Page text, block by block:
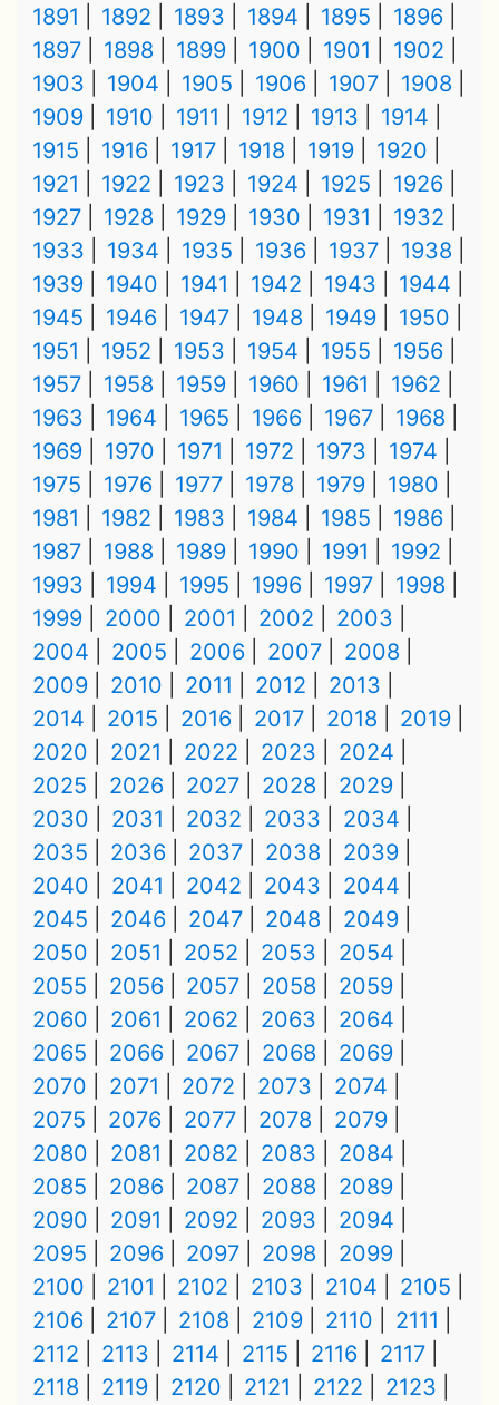
1891
1892 1893 1894 1895
1896
1897
1898 1899 1900 1901
1902
1903
1904 1905 1906 1907
1908
1909
1910 1911 1912 1913
1914
1915
1916 1917 1918 1919
1920
1921
1922 1923 1924 1925
1926
1927
1928 1929 1930 1931
1932
1933
1934 1935 1936 1937
1938
1939
1940 1941 1942 1943
1944
1945
1946 1947 1948 1949
1950
1951
1952 1953 1954 1955
1956
1957
1958 1959 1960 1961
1962
1963
1964 1965 1966 1967
1968
1969
1970 1971 1972 1973
1974
1975
1976 1977 1978 1979
1980
1981
1982 1983 1984 1985
1986
1987
1988 1989 1990 1991
1992
1993
1994 1995 1996 1997
1998
1999
2000 2001 2002
2003
2004
2005 2006 2007
2008
2009
2010 2011 2012
2013
2014
2015 2016 2017 2018
2019
2020
2021 2022 2023
2024
2025
2026 2027 2028
2029
2030
2031 2032 2033
2034
2035
2036 2037 2038
2039
2040
2041 2042 2043
2044
2045
2046 2047 2048
2049
2050
2051 2052 2053
2054
2055
2056 2057 2058
2059
2060
2061 2062 2063
2064
2065
2066 2067 2068
2069
2070
2071 2072 2073
2074
2075
2076 2077 2078
2079
2080
2081 2082 2083
2084
2085
2086 2087 2088
2089
2090
2091 2092 2093
2094
2095
2096 2097 2098
2099
2100
2101 2102 2103 2104
2105
2106
2107 2108 2109 2110
2111
2112
2113 2114 2115 2116
2117
2118
2119 2120 2121 2122 2123